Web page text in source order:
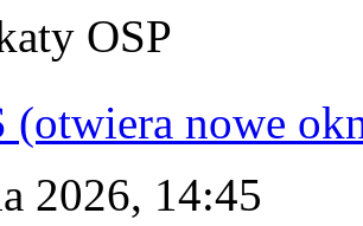
OSP
(otwiera nowe
2026, 14:45